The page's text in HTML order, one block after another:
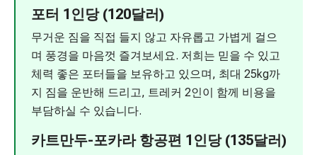
포터 1인당 (120달러)
무거운 짐을 직접 들지 않고 자유롭고 가볍게 걸으
며 풍경을 마음껏 즐겨보세요. 저희는 믿을 수 있고
체력 좋은 포터들을 보유하고 있으며, 최대 25kg까
지 짐을 운반해 드리고, 트레커 2인이 함께 비용을
부담하실 수 있습니다.
카트만두-포카라 항공편 1인당 (135달러)